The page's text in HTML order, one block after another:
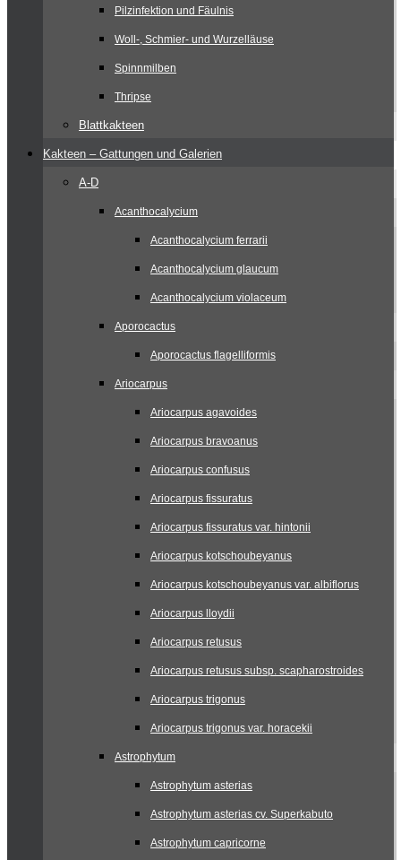
Pilzinfektion und Fäulnis
Woll-, Schmier- und Wurzelläuse
Spinnmilben
Thripse
Blattkakteen
Kakteen – Gattungen und Galerien
A-D
Acanthocalycium
Acanthocalycium ferrarii
Acanthocalycium glaucum
Acanthocalycium violaceum
Aporocactus
Aporocactus flagelliformis
Ariocarpus
Ariocarpus agavoides
Ariocarpus bravoanus
Ariocarpus confusus
Ariocarpus fissuratus
Ariocarpus fissuratus var. hintonii
Ariocarpus kotschoubeyanus
Ariocarpus kotschoubeyanus var. albiflorus
Ariocarpus lloydii
Ariocarpus retusus
Ariocarpus retusus subsp. scapharostroides
Ariocarpus trigonus
Ariocarpus trigonus var. horacekii
Astrophytum
Astrophytum asterias
Astrophytum asterias cv. Superkabuto
Astrophytum capricorne